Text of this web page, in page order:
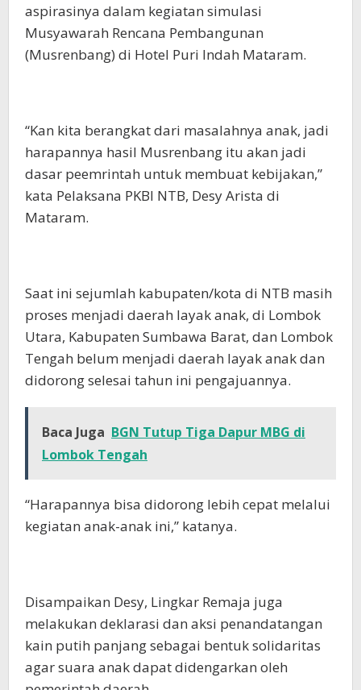
aspirasinya dalam kegiatan simulasi
Musyawarah Rencana Pembangunan
(Musrenbang) di Hotel Puri Indah Mataram.
“Kan kita berangkat dari masalahnya anak, jadi
harapannya hasil Musrenbang itu akan jadi
dasar peemrintah untuk membuat kebijakan,”
kata Pelaksana PKBI NTB, Desy Arista di
Mataram.
Saat ini sejumlah kabupaten/kota di NTB masih
proses menjadi daerah layak anak, di Lombok
Utara, Kabupaten Sumbawa Barat, dan Lombok
Tengah belum menjadi daerah layak anak dan
didorong selesai tahun ini pengajuannya.
Baca Juga BGN Tutup Tiga Dapur MBG di
Lombok Tengah
“Harapannya bisa didorong lebih cepat melalui
kegiatan anak-anak ini,” katanya.
Disampaikan Desy, Lingkar Remaja juga
melakukan deklarasi dan aksi penandatangan
kain putih panjang sebagai bentuk solidaritas
agar suara anak dapat didengarkan oleh